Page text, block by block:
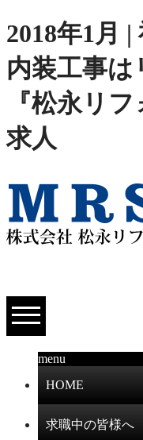
2018年1月
内装工事
『松永リ
求人
menu
HOME
求職中の皆様へ